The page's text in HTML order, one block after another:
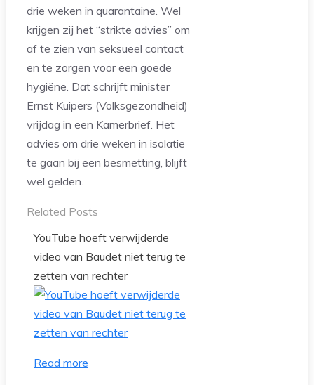
drie weken in quarantaine. Wel
krijgen zij het “strikte advies” om
af te zien van seksueel contact
en te zorgen voor een goede
hygiëne. Dat schrijft minister
Ernst Kuipers (Volksgezondheid)
vrijdag in een Kamerbrief. Het
advies om drie weken in isolatie
te gaan bij een besmetting, blijft
wel gelden.
Related Posts
YouTube hoeft verwijderde
video van Baudet niet terug te
zetten van rechter
Read more